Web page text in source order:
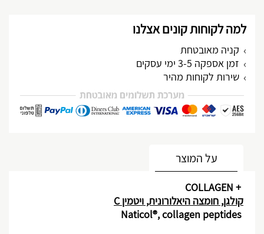
למה לקוחות קונים אצלנו
קניה מאובטחת
זמן אספקה 3-5 ימי עסקים
שירות לקוחות מהיר
מותאם אישית
על המוצר
COLLAGEN +
קולגן, חומצה היאלורונית, ויטמיןC
Naticol®, collagen peptides